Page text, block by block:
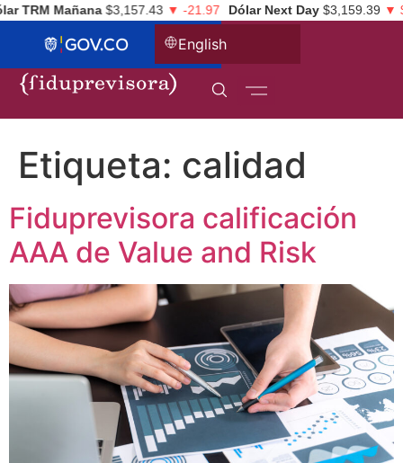
TRM Mañana $3,157.43 ▼ -21.97 Dólar Next Day $3,159.39 ▼ $-
English
Etiqueta: calidad
Fiduprevisora calificación
AAA de Value and Risk